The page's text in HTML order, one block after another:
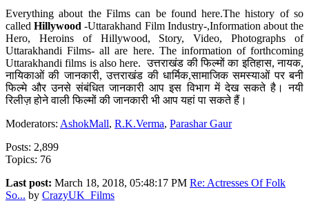
Everything about the Films can be found here.The history of so
calledHillywood-Uttarakhand Film Industry-,Information about the
Hero, Heroins of Hillywood, Story, Video, Photographs of
Uttarakhandi Films- all are here. The information of forthcoming
Uttarakhandi films is also here. उत्तराखंड की फिल्मों का इतिहास, नायक,
नायिकाओं की जानकारी, उत्तराखंड की धार्मिक,सामाजिक समस्याओं पर बनी
फिल्मे और उनसे संबंधित जानकारी आप इस विभाग में देख सकते है। नयी
रिलीज़ होने वाली फिल्मों की जानकारी भी आप यहां पा सकते हैं।
Moderators: AshokMall, R.K.Verma, Parashar Gaur
Posts: 2,899
Topics: 76
Last post: March 18, 2018, 05:48:17 PM Re: Actresses Of Folk
So... by CrazyUK_Films